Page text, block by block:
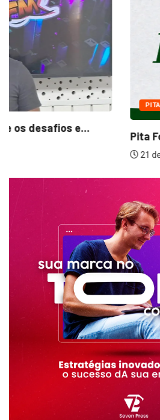
PITA FOGO
Pita Fogo: 21/06/2024